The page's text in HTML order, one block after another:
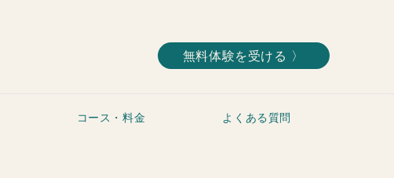
無料体験を受ける 〉
コース・料金 よくある質問